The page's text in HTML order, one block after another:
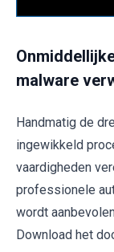
malware
Handmatig de
ingewikkeld
vaardigheden
professionele
wordt
Download het